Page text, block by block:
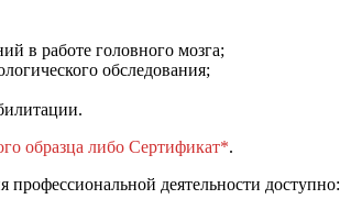
в работе головного мозга;
обследования;
образца либо Сертификат*.
деятельности доступно: